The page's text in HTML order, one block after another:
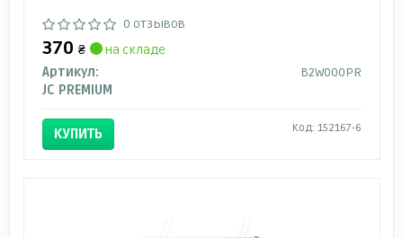
0 отзывов
370 ₴
на складе
Артикул:
B2W000PR
JC PREMIUM
КУПИТЬ Код: 152167-6